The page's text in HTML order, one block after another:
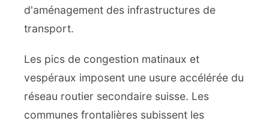
d'aménagement des infrastructures de
transport.
Les pics de congestion matinaux et
vespéraux imposent une usure accélérée du
réseau routier secondaire suisse. Les
communes frontalières subissent les